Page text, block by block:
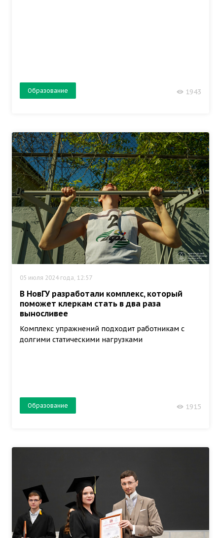
Образование 1943
05 июля 2024 года, 12:57
В НовГУ разработали комплекс, который
поможет клеркам стать в два раза
выносливее
Комплекс упражнений подходит работникам с
долгими статическими нагрузками
Образование 1915